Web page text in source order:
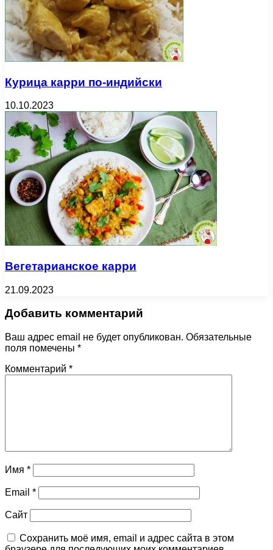
Курица карри по-индийски
10.10.2023
Вегетарианское карри
21.09.2023
Добавить комментарий
Ваш адрес email не будет опубликован. Обязательные
поля помечены *
Комментарий *
Имя *
Email *
Сайт
Сохранить моё имя, email и адрес сайта в этом